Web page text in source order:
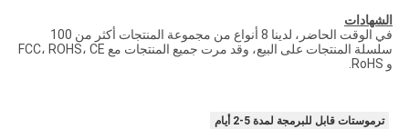
الشهادات
في الوقت الحاضر، لدينا 8 أنواع من مجموعة المنتجات أكثر من 100
سلسلة المنتجات على البيع، وقد مرت جميع المنتجات مع FCC، ROHS، CE
و RoHS.
ترموستات قابل للبرمجة لمدة 5-2 أيام